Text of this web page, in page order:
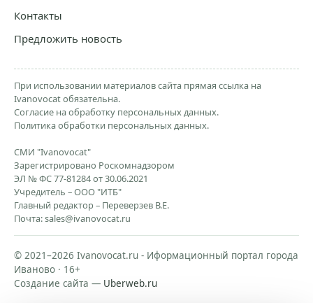
Контакты
Предложить новость
При использовании материалов сайта прямая ссылка на
Ivanovocat обязательна.
Согласие на обработку персональных данных.
Политика обработки персональных данных.
СМИ "Ivanovocat"
Зарегистрировано Роскомнадзором
ЭЛ № ФС 77-81284 от 30.06.2021
Учредитель – ООО "ИТБ"
Главный редактор – Переверзев В.Е.
Почта:sales@ivanovocat.ru
© 2021–2026 Ivanovocat.ru - Иформационный портал города
Иваново · 16+
Создание сайта — Uberweb.ru